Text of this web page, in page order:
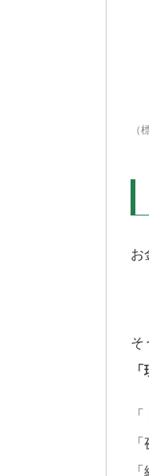
お
そ